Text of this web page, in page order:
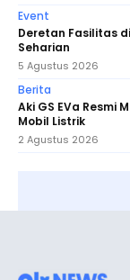
Event
Deretan Fasilitas
Seharian
5 Agustus 2026
Berita
Aki GS EVa Resmi
Mobil Listrik
2 Agustus 2026